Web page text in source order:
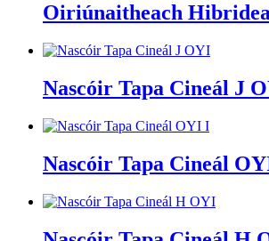
Oiriúnaitheach
Nascóir Tapa Cineál J
Nascóir Tapa Cineál